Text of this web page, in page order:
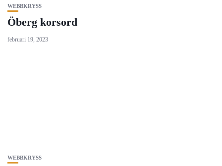
WEBBKRYSS
Öberg korsord
februari 19, 2023
WEBBKRYSS